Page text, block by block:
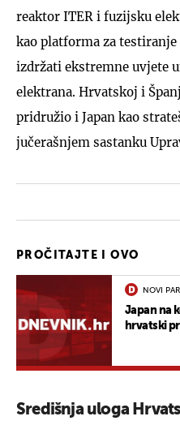
reaktor ITER i fuzijsku
kao platforma za
izdržati ekstremne uvjete
elektrana. Hrvatskoj i
pridružio i Japan kao
jučerašnjem sastanku
PROČITAJTE I OVO
NOVI
Japan na
hrvatski
Središnja uloga